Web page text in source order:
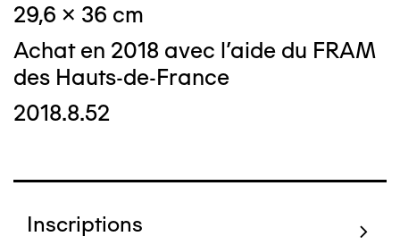
29,6 x 36 cm
Achat en 2018 avec l'aide du FRAM
des Hauts-de-France
2018.8.52
Inscriptions